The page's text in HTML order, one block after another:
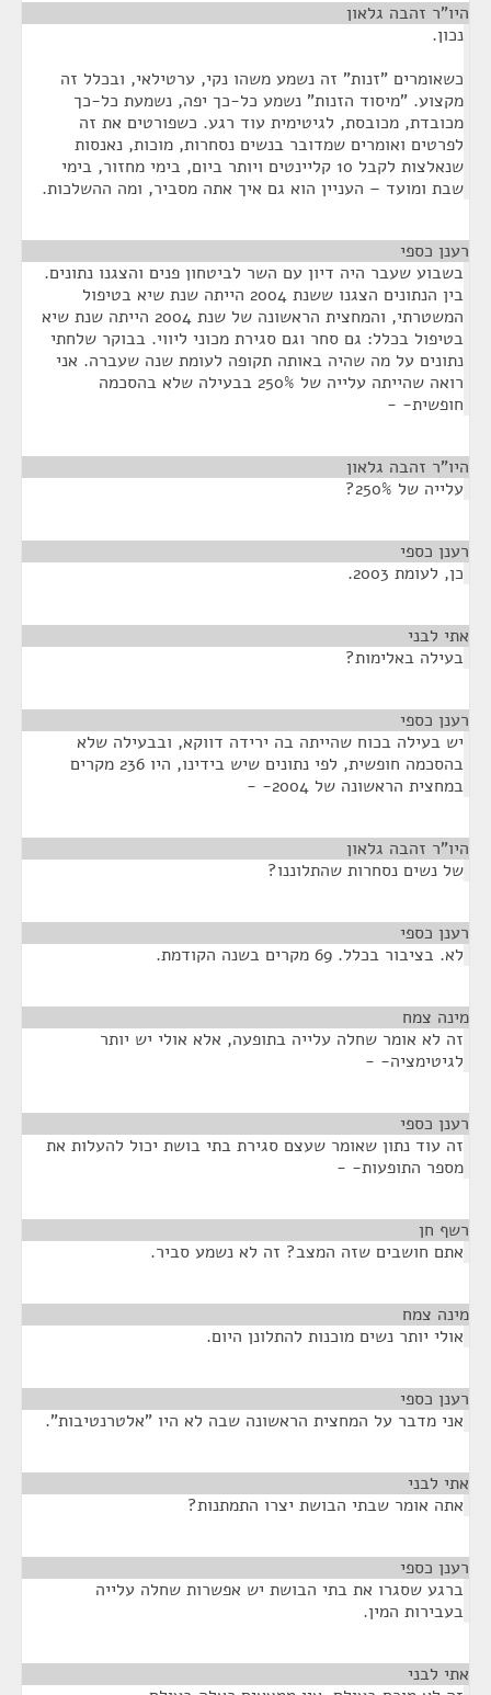
היו"ר זהבה גלאון
נכון.
כשאומרים "זנות" זה נשמע משהו נקי, ערטילאי, ובכלל זה
מקצוע. "מיסוד הזנות" נשמע כל-כך יפה, נשמעת כל-כך
מכובדת, מכובסת, לגיטימית עוד רגע. כשפורטים את זה
לפרטים ואומרים שמדובר בנשים נסחרות, מוכות, נאנסות
שנאלצות לקבל 10 קליינטים ויותר ביום, בימי מחזור, בימי
שבת ומועד – העניין הוא גם איך אתה מסביר, ומה ההשלכות.
רענן כספי
בשבוע שעבר היה דיון עם השר לביטחון פנים והצגנו נתונים.
בין הנתונים הצגנו ששנת 2004 הייתה שנת שיא בטיפול
המשטרתי, והמחצית הראשונה של שנת 2004 הייתה שנת שיא
בטיפול בכלל: גם סחר וגם סגירת מכוני ליווי. בבוקר שלחתי
נתונים על מה שהיה באותה תקופה לעומת שנה שעברה. אני
רואה שהייתה עלייה של 250% בבעילה שלא בהסכמה
חופשית- -
היו"ר זהבה גלאון
עלייה של 250%?
רענן כספי
כן, לעומת 2003.
אתי לבני
בעילה באלימות?
רענן כספי
יש בעילה בכוח שהייתה בה ירידה דווקא, ובבעילה שלא
בהסכמה חופשית, לפי נתונים שיש בידינו, היו 236 מקרים
במחצית הראשונה של 2004- -
היו"ר זהבה גלאון
של נשים נסחרות שהתלוננו?
רענן כספי
לא. בציבור בכלל. 69 מקרים בשנה הקודמת.
מינה צמח
זה לא אומר שחלה עלייה בתופעה, אלא אולי יש יותר
לגיטימציה- -
רענן כספי
זה עוד נתון שאומר שעצם סגירת בתי בושת יכול להעלות את
מספר התופעות- -
רשף חן
אתם חושבים שזה המצב? זה לא נשמע סביר.
מינה צמח
אולי יותר נשים מוכנות להתלונן היום.
רענן כספי
אני מדבר על המחצית הראשונה שבה לא היו "אלטרנטיבות".
אתי לבני
אתה אומר שבתי הבושת יצרו התמתנות?
רענן כספי
ברגע שסגרו את בתי הבושת יש אפשרות שחלה עלייה
בעבירות המין.
אתי לבני